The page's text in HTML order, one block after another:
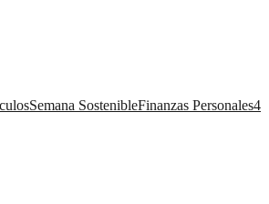
Semana SostenibleFinanzas Personales4